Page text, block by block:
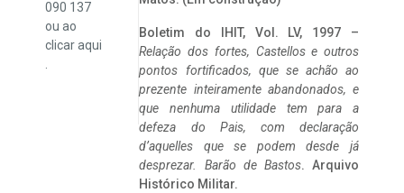
090 137
ou ao
clicaraqui
Boletim do IHIT, Vol. LV, 1997 –
Relação dos fortes, Castellos e outros
pontos fortificados, que se achão ao
prezente inteiramente abandonados, e
que nenhuma utilidade tem para a
defeza do Pais, com declaração
d’aquelles que se podem desde já
desprezar. Barão de Bastos. Arquivo
Histórico Militar.